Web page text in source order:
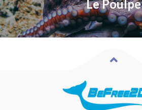
Le Poulpe